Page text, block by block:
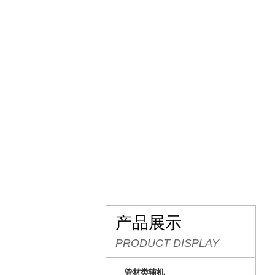
产品展示
PRODUCT DISPLAY
管材类辅机